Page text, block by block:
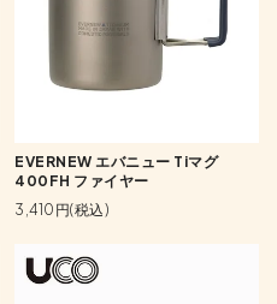
EVERNEW エバニュー Tiマグ
400FH ファイヤー
3,410円(税込)